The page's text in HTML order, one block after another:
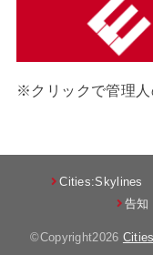
※クリックで管理人
Cities:Skylines
告知
©Copyright2026